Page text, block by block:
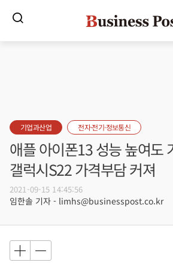
기업과산업 전자·전기·정보통신
애플 아이폰13 성능 높여도
갤럭시S22 가격부담 커져
2021-09-15 14:45:56
임한솔 기자 - limhs@businesspost.co.kr